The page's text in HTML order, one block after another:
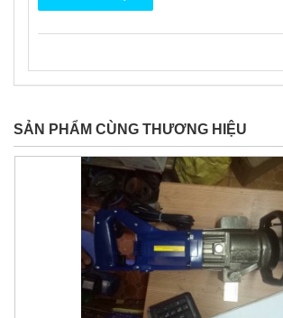
SẢN PHẨM CÙNG THƯƠNG HIỆU